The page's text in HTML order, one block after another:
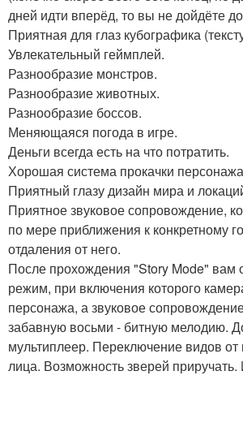
дней идти вперёд, то вы не дойдёте
Приятная для глаз кубографика
Увлекательный геймплей.
Разнообразие монстров.
Разнообразие животных.
Разнообразие боссов.
Меняющаяся погода в игре.
Деньги всегда есть на что потратить.
Хорошая система прокачки
Приятный глазу дизайн мира и
Приятное звуковое сопровождение,
по мере приближения к конкретному
отдаления от него.
После прохождения "Story Mode" вам
режим, при включения которого
персонажа, а звуковое
забавную восьми - битную мелодию.
мультиплеер. Переключение видов от
лица. Возможность зверей